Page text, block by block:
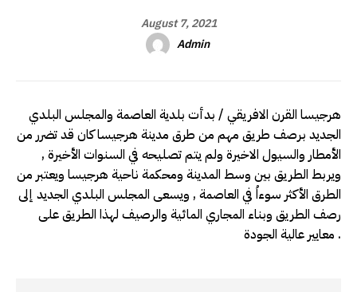
August 7, 2021
Admin
هرجيسا القرن الافريقي / بدأت بلدية العاصمة والمجلس البلدي
الجديد برصف طريق مهم من طرق مدينة هرجيسا كان قد تضرر من
الأمطار والسيول الاخيرة ولم يتم تصليحه في السنوات الأخيرة ,
ويربط الطريق بين وسط المدينة ومحكمة ناحية هرجيسا ويعتبر من
الطرق الأكثر سوءاُ في العاصمة , ويسعى المجلس البلدي الجديد إلى
رصف الطريق وبناء المجاري المائية والرصيف لهذا الطريق على
معايير عالية الجودة .